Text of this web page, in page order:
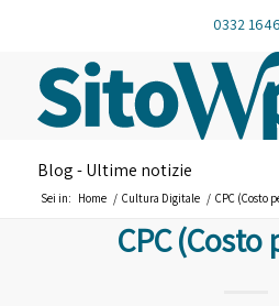
0332
Blog - Ultime notizie
Sei in: Home / Cultura Digitale / CPC (Costo
CPC (Costo